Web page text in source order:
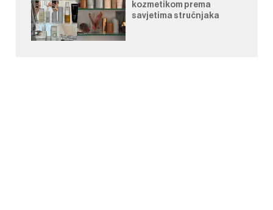
kozmetikom prema
savjetima stručnjaka